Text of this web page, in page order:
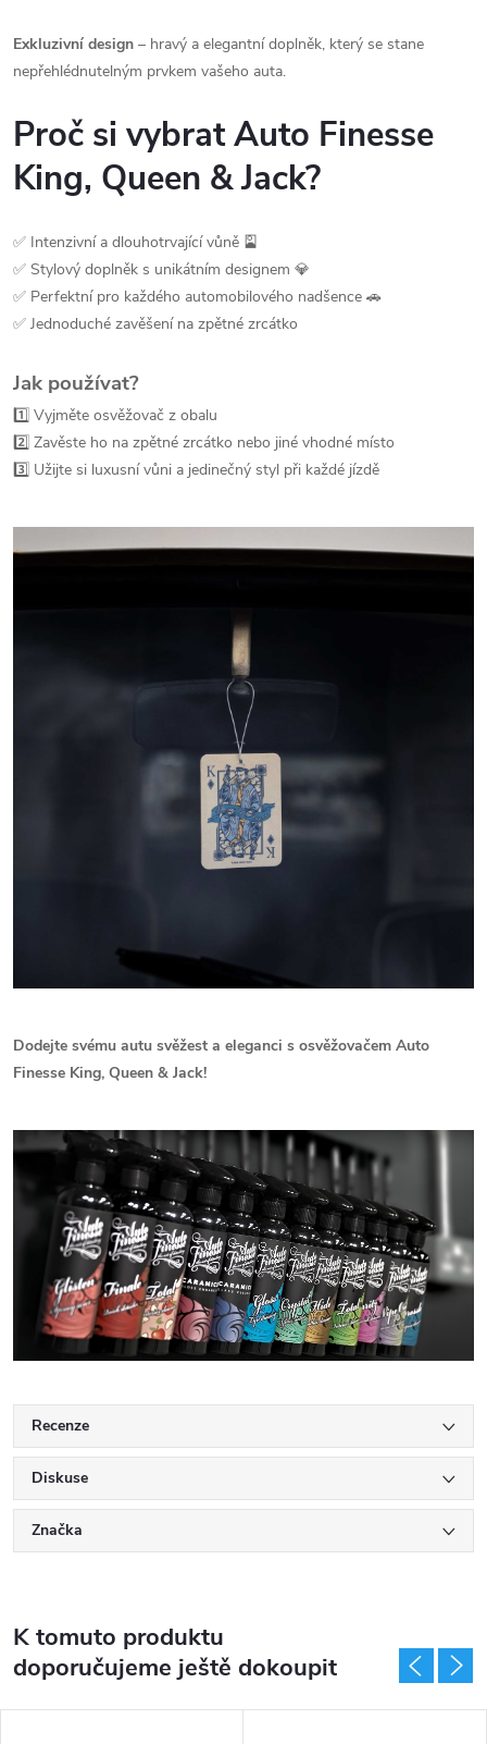
Exkluzivní design – hravý a elegantní doplněk, který se stane
nepřehlédnutelným prvkem vašeho auta.
Proč si vybrat Auto Finesse
King, Queen & Jack?
✅ Intenzivní a dlouhotrvající vůně 🎴
✅ Stylový doplněk s unikátním designem 💎
✅ Perfektní pro každého automobilového nadšence 🚗
✅ Jednoduché zavěšení na zpětné zrcátko
Jak používat?
1️⃣ Vyjměte osvěžovač z obalu
2️⃣ Zavěste ho na zpětné zrcátko nebo jiné vhodné místo
3️⃣ Užijte si luxusní vůni a jedinečný styl při každé jízdě
Dodejte svému autu svěžest a eleganci s osvěžovačem Auto
Finesse King, Queen & Jack!
Recenze
Diskuse
Značka
K tomuto produktu
doporučujeme ještě dokoupit